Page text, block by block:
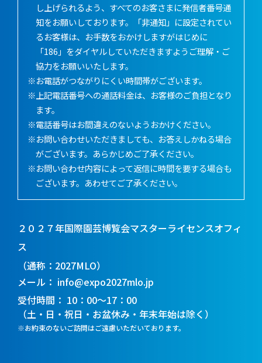
し上げられるよう、すべてのお客さまに発信者番号通
知をお願いしております。「非通知」に設定されてい
るお客様は、お手数をおかけしますがはじめに
「186」をダイヤルしていただきますようご理解・ご
協力をお願いいたします。
※お電話がつながりにくい時間帯がございます。
※上記電話番号への通話料金は、お客様のご負担となり
ます。
※電話番号はお間違えのないようおかけください。
※お問い合わせいただきましても、お答えしかねる場合
がございます。あらかじめご了承ください。
※お問い合わせ内容によって返信に時間を要する場合も
ございます。あわせてご了承ください。
２０２７年国際園芸博覧会マスターライセンスオフィ
ス
（通称：2027MLO）
メール
info@expo2027mlo.jp
受付時間
10：00～17：00
（土・日・祝日・お盆休み・年末年始は除く）
※お約束のないご訪問はご遠慮いただいております。